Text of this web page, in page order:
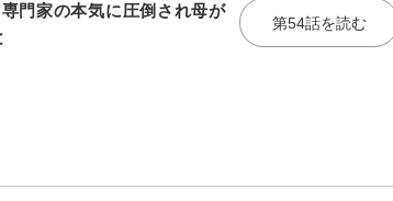
門家の本気に圧倒され母が
第54話を読む